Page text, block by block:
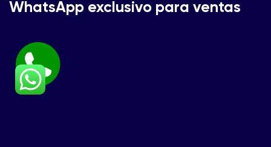
WhatsApp exclusivo para ventas